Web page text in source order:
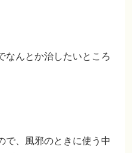
なんとか治したいところ
で、風邪のときに使う中